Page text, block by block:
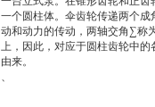
一个圆柱体。伞齿轮传递两个
动和动力的传动，两轴交角∑称
上，因此，对应于圆柱齿轮中的
由来。
、